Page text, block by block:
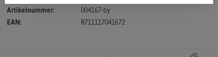
Artikelnummer:
004167-by
EAN:
8711117041672